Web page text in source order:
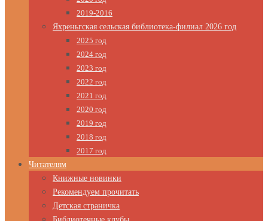
2019-2016
Яхреньгская сельская библиотека-филиал 2026 год
2025 год
2024 год
2023 год
2022 год
2021 год
2020 год
2019 год
2018 год
2017 год
Читателям
Книжные новинки
Рекомендуем прочитать
Детская страничка